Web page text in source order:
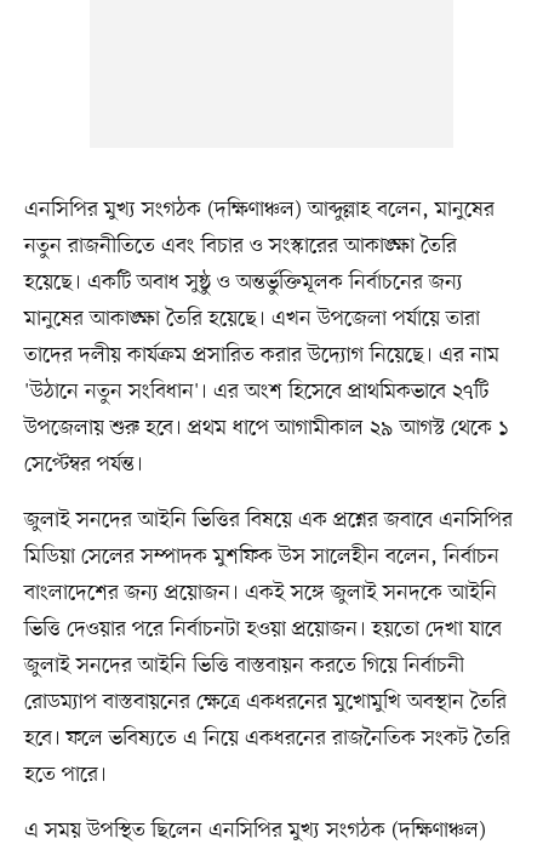
এনসিপির মুখ্য সংগঠক (দক্ষিণাঞ্চল) আব্দুল্লাহ বলেন, মানুষের
নতুন রাজনীতিতে এবং বিচার ও সংস্কারের আকাঙ্ক্ষা তৈরি
হয়েছে। একটি অবাধ সুষ্ঠু ও অন্তর্ভুক্তিমূলক নির্বাচনের জন্য
মানুষের আকাঙ্ক্ষা তৈরি হয়েছে। এখন উপজেলা পর্যায়ে তারা
তাদের দলীয় কার্যক্রম প্রসারিত করার উদ্যোগ নিয়েছে। এর নাম
'উঠানে নতুন সংবিধান'। এর অংশ হিসেবে প্রাথমিকভাবে ২৭টি
উপজেলায় শুরু হবে। প্রথম ধাপে আগামীকাল ২৯ আগস্ট থেকে ১
সেপ্টেম্বর পর্যন্ত।
জুলাই সনদের আইনি ভিত্তির বিষয়ে এক প্রশ্নের জবাবে এনসিপির
মিডিয়া সেলের সম্পাদক মুশফিক উস সালেহীন বলেন, নির্বাচন
বাংলাদেশের জন্য প্রয়োজন। একই সঙ্গে জুলাই সনদকে আইনি
ভিত্তি দেওয়ার পরে নির্বাচনটা হওয়া প্রয়োজন। হয়তো দেখা যাবে
জুলাই সনদের আইনি ভিত্তি বাস্তবায়ন করতে গিয়ে নির্বাচনী
রোডম্যাপ বাস্তবায়নের ক্ষেত্রে একধরনের মুখোমুখি অবস্থান তৈরি
হবে। ফলে ভবিষ্যতে এ নিয়ে একধরনের রাজনৈতিক সংকট তৈরি
হতে পারে।
এ সময় উপস্থিত ছিলেন এনসিপির মুখ্য সংগঠক (দক্ষিণাঞ্চল)